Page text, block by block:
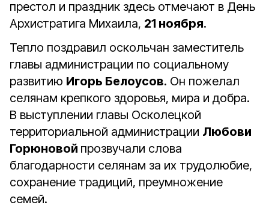
престол и праздник здесь отмечают в День
Архистратига Михаила, 21 ноября.
Тепло поздравил оскольчан заместитель
главы администрации по социальному
развитию Игорь Белоусов. Он пожелал
селянам крепкого здоровья, мира и добра.
В выступлении главы Осколецкой
территориальной администрации Любови
Горюновой прозвучали слова
благодарности селянам за их трудолюбие,
сохранение традиций, преумножение
семей.